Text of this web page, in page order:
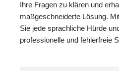
Ihre Fragen zu klären und
maßgeschneiderte Lösung.
Sie jede sprachliche Hürde
professionelle und fehlerfreie